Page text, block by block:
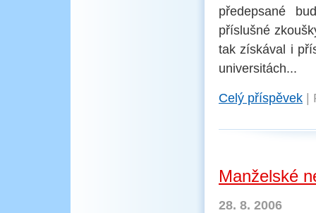
předepsané
příslušné
tak získával i
universitách...
Celý příspěvek
Manželské
28. 8. 2006